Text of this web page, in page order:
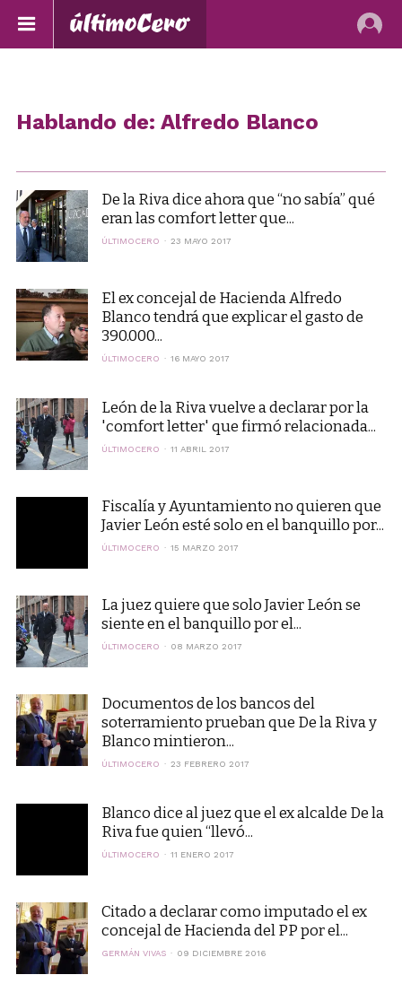
Hablando de: Alfredo Blanco
De la Riva dice ahora que “no sabía” qué
eran las comfort letter que...
ÚLTIMOCERO 23 MAYO 2017
El ex concejal de Hacienda Alfredo
Blanco tendrá que explicar el gasto de
390.000...
ÚLTIMOCERO 16 MAYO 2017
León de la Riva vuelve a declarar por la
'comfort letter' que firmó relacionada...
ÚLTIMOCERO 11 ABRIL 2017
Fiscalía y Ayuntamiento no quieren que
Javier León esté solo en el banquillo por...
ÚLTIMOCERO 15 MARZO 2017
La juez quiere que solo Javier León se
siente en el banquillo por el...
ÚLTIMOCERO 08 MARZO 2017
Documentos de los bancos del
soterramiento prueban que De la Riva y
Blanco mintieron...
ÚLTIMOCERO 23 FEBRERO 2017
Blanco dice al juez que el ex alcalde De la
Riva fue quien “llevó...
ÚLTIMOCERO 11 ENERO 2017
Citado a declarar como imputado el ex
concejal de Hacienda del PP por el...
GERMÁN VIVAS 09 DICIEMBRE 2016